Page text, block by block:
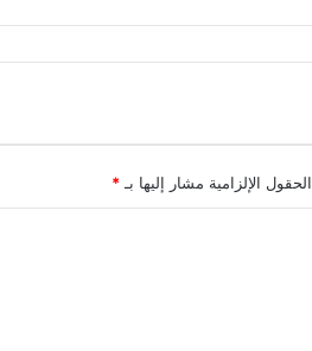
الحقول الإلزامية مشار إليها بـ *